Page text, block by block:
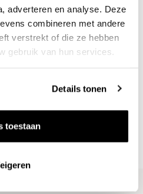
adverteren en analyse. Deze
combineren met andere
verstrekt of die ze hebben
gebruik van hun services.
Details tonen
toestaan
van de wijnboer
vanaf €115,00
fles te bestellen